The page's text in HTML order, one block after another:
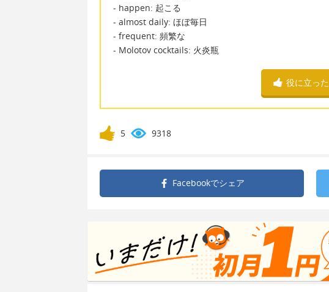
- happen: 起こる
- almost daily: ほぼ毎日
- frequent: 頻繁な
- Molotov cocktails: 火炎瓶
役に立った
5 9318
Facebookでシェア